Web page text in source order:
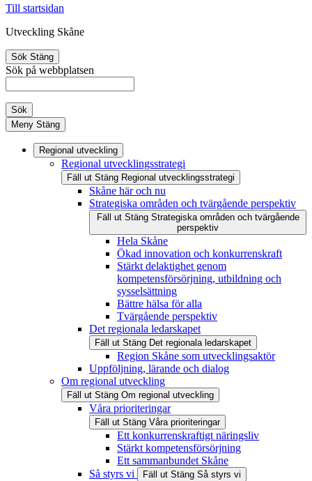
Till startsidan
Utveckling Skåne
Sök Stäng
Sök på webbplatsen
Sök
Meny Stäng
Regional utveckling
Regional utvecklingsstrategi
Fäll ut Stäng Regional utvecklingsstrategi
Skåne här och nu
Strategiska områden och tvärgående perspektiv
Fäll ut Stäng Strategiska områden och tvärgående
perspektiv
Hela Skåne
Ökad innovation och konkurrenskraft
Stärkt delaktighet genom
kompetensförsörjning, utbildning och
sysselsättning
Bättre hälsa för alla
Tvärgående perspektiv
Det regionala ledarskapet
Fäll ut Stäng Det regionala ledarskapet
Region Skåne som utvecklingsaktör
Uppföljning, lärande och dialog
Om regional utveckling
Fäll ut Stäng Om regional utveckling
Våra prioriteringar
Fäll ut Stäng Våra prioriteringar
Ett konkurrenskraftigt näringsliv
Stärkt kompetensförsörjning
Ett sammanbundet Skåne
Så styrs vi
Fäll ut Stäng Så styrs vi